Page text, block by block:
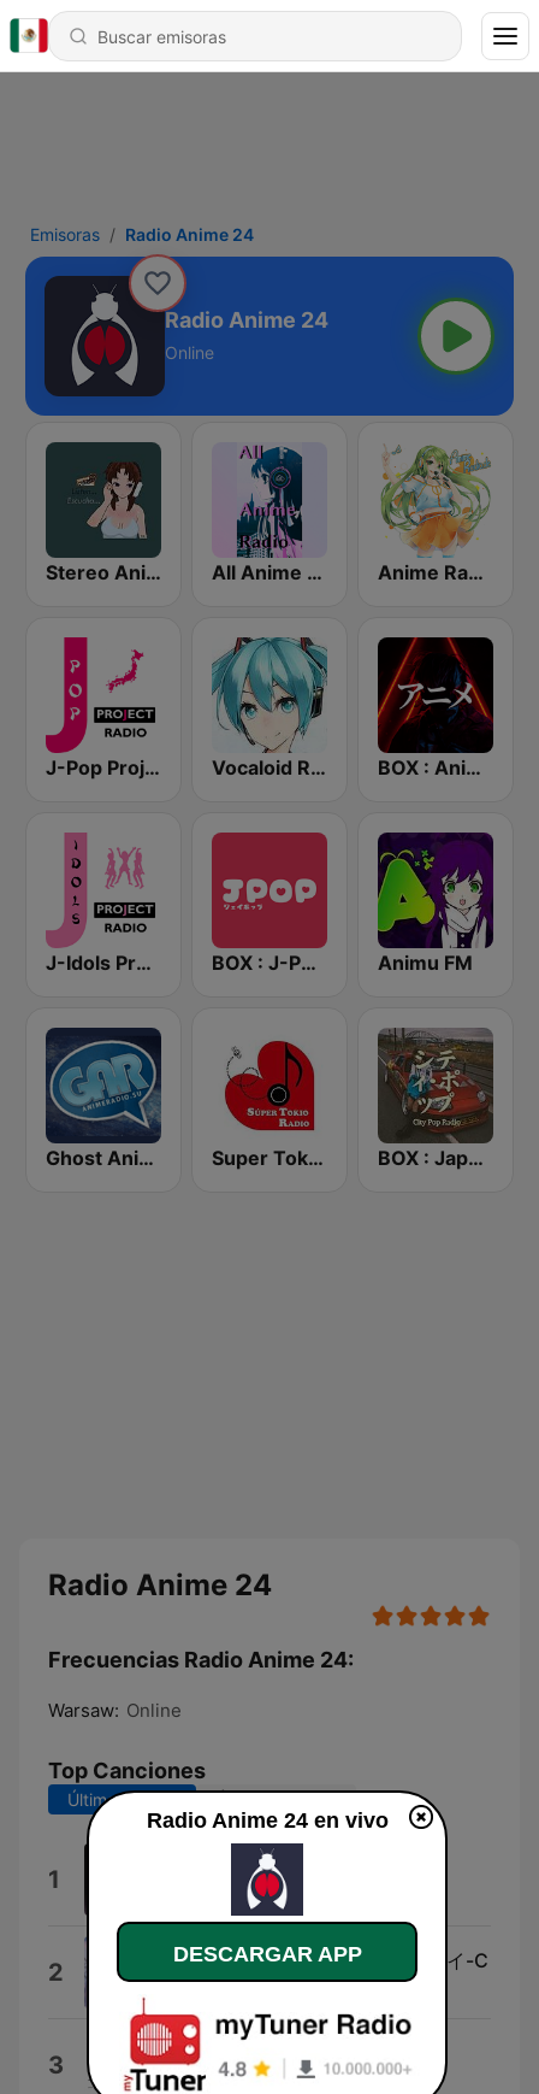
Emisoras Radio Anime 24
Radio Anime 24
Online
Stereo Anime All Anime Radio Anime Radio
J-Pop Project Radio Vocaloid Radio BOX : Anime Radio -アニメラジオ
J-Idols Project Radio BOX : J-POP Radio - ジェイポップ 無線 Animu FM
Ghost Anime Radio - Animeradio.su Super Tokio Radio BOX : Japan City Pop -日本のシティポップ
Radio Anime 24
Frecuencias Radio Anime 24:
Warsaw: Online
Top Canciones
Últimos 7 días Últimos 30 días
1 sajou no hana
2 ヒャダインのカカカタ☆カタオモイ-C
marasy
3 Umbrella
Nao Touyama
Radio Anime 24 en vivo
DESCARGAR APP